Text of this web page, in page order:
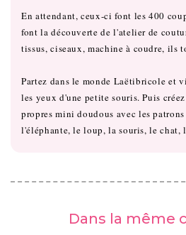
En attendant, ceux-ci font les 400
font la découverte de l'atelier de
tissus, ciseaux, machine à coudre, ils
Partez dans le monde Laëtibricole et
les yeux d'une petite souris. Puis
propres mini doudous avec les
l'éléphante, le loup, la souris, le chat,
Dans la même